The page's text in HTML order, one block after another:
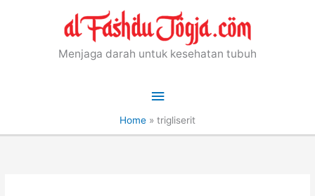
Menjaga darah untuk kesehatan tubuh
Main
Menu
Home » trigliserit